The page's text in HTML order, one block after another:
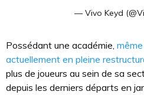
— Vivo Keyd
Possédant une académie,
actuellement en pleine
plus de joueurs au sein de sa
depuis les derniers départs en